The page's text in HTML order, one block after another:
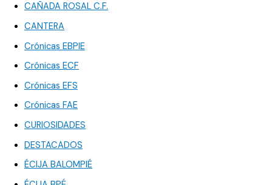
CAÑADA ROSAL C.F.
CANTERA
Crónicas EBPIE
Crónicas ECF
Crónicas EFS
Crónicas FAE
CURIOSIDADES
DESTACADOS
ÉCIJA BALOMPIÉ